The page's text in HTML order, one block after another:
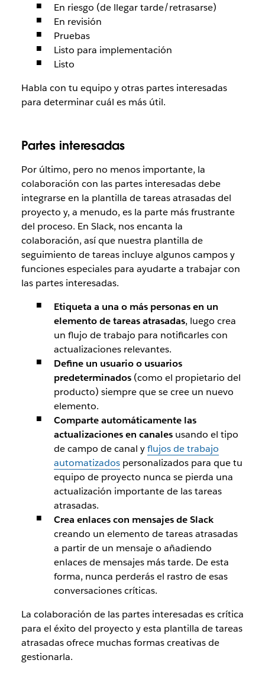
En riesgo (de llegar tarde/retrasarse)
En revisión
Pruebas
Listo para implementación
Listo
Habla con tu equipo y otras partes interesadas
para determinar cuál es más útil.
Partes interesadas
Por último, pero no menos importante, la
colaboración con las partes interesadas debe
integrarse en la plantilla de tareas atrasadas del
proyecto y, a menudo, es la parte más frustrante
del proceso. En Slack, nos encanta la
colaboración, así que nuestra plantilla de
seguimiento de tareas incluye algunos campos y
funciones especiales para ayudarte a trabajar con
las partes interesadas.
Etiqueta a una o más personas en un
elemento de tareas atrasadas, luego crea
un flujo de trabajo para notificarles con
actualizaciones relevantes.
Define un usuario o usuarios
predeterminados (como el propietario del
producto) siempre que se cree un nuevo
elemento.
Comparte automáticamente las
actualizaciones en canales usando el tipo
de campo de canal yflujos de trabajo
automatizadospersonalizados para que tu
equipo de proyecto nunca se pierda una
actualización importante de las tareas
atrasadas.
Crea enlaces con mensajes de Slack
creando un elemento de tareas atrasadas
a partir de un mensaje o añadiendo
enlaces de mensajes más tarde. De esta
forma, nunca perderás el rastro de esas
conversaciones críticas.
La colaboración de las partes interesadas es crítica
para el éxito del proyecto y esta plantilla de tareas
atrasadas ofrece muchas formas creativas de
gestionarla.